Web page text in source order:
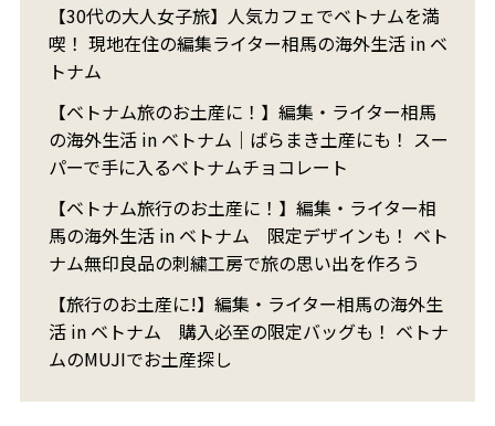
【30代の大人女子旅】人気カフェでベトナムを満
喫！ 現地在住の編集ライター相馬の海外生活 in ベ
トナム
【ベトナム旅のお土産に！】編集・ライター相馬
の海外生活 in ベトナム｜ばらまき土産にも！ スー
パーで手に入るベトナムチョコレート
【ベトナム旅行のお土産に！】編集・ライター相
馬の海外生活 in ベトナム 限定デザインも！ ベト
ナム無印良品の刺繍工房で旅の思い出を作ろう
【旅行のお土産に!】編集・ライター相馬の海外生
活 in ベトナム 購入必至の限定バッグも！ ベトナ
ムのMUJIでお土産探し